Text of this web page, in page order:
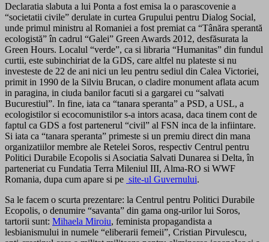
Declaratia slabuta a lui Ponta a fost emisa la o parascovenie a
“societatii civile” derulate in curtea Grupului pentru Dialog Social,
unde primul ministru al Romaniei a fost premiat ca “Tânăra sperantă
ecologistă” în cadrul “Galei” Green Awards 2012, desfăsurata la
Green Hours. Localul “verde”, ca si libraria “Humanitas” din fundul
curtii, este subinchiriat de la GDS, care altfel nu plateste si nu
investeste de 22 de ani nici un leu pentru sediul din Calea Victoriei,
primit in 1990 de la Silviu Brucan, o cladire monument aflata acum
in paragina, in ciuda banilor facuti si a gargarei cu “salvati
Bucurestiul”. In fine, iata ca “tanara speranta” a PSD, a USL, a
ecologistilor si ecocomunistilor s-a intors acasa, daca tinem cont de
faptul ca GDS a fost partenerul “civil” al FSN inca de la infiintare.
Si iata ca “tanara speranta” primeste si un premiu direct din mana
organizatiilor membre ale Retelei Soros, respectiv Centrul pentru
Politici Durabile Ecopolis si Asociatia Salvati Dunarea si Delta, în
parteneriat cu Fundatia Terra Mileniul III, Alma-RO si WWF
Romania, dupa cum apare si pe site-ul Guvernului.
Sa le facem o scurta prezentare: la Centrul pentru Politici Durabile
Ecopolis, o denumire “savanta” din gama ong-urilor lui Soros,
tartorii sunt: Mihaela Miroiu, feminista propagandista a
lesbianismului in numele “eliberarii femeii”, Cristian Pirvulescu,